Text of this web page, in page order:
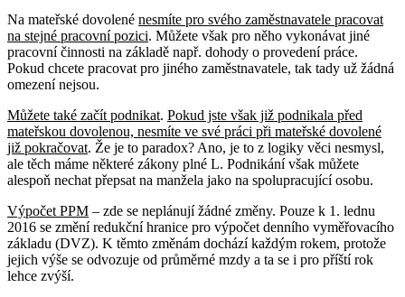
Na mateřské dovolené nesmíte pro svého zaměstnavatele pracovat
na stejné pracovní pozici. Můžete však pro něho vykonávat jiné
pracovní činnosti na základě např. dohody o provedení práce.
Pokud chcete pracovat pro jiného zaměstnavatele, tak tady už žádná
omezení nejsou.
Můžete také začít podnikat. Pokud jste však již podnikala před
mateřskou dovolenou, nesmíte ve své práci při mateřské dovolené
již pokračovat. Že je to paradox? Ano, je to z logiky věci nesmysl,
ale těch máme některé zákony plné L. Podnikání však můžete
alespoň nechat přepsat na manžela jako na spolupracující osobu.
Výpočet PPM – zde se neplánují žádné změny. Pouze k 1. lednu
2016 se změní redukční hranice pro výpočet denního vyměřovacího
základu (DVZ). K těmto změnám dochází každým rokem, protože
jejich výše se odvozuje od průměrné mzdy a ta se i pro příští rok
lehce zvýší.